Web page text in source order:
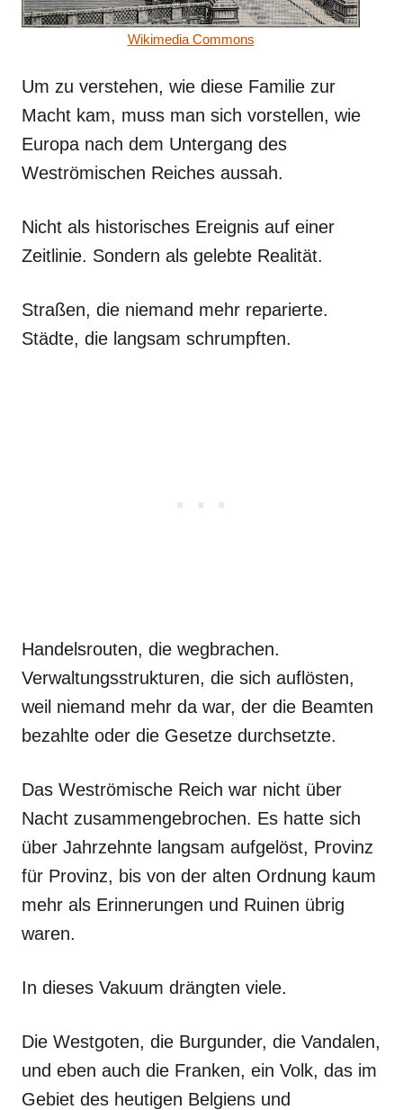
Wikimedia Commons
Um zu verstehen, wie diese Familie zur
Macht kam, muss man sich vorstellen, wie
Europa nach dem Untergang des
Weströmischen Reiches aussah.
Nicht als historisches Ereignis auf einer
Zeitlinie. Sondern als gelebte Realität.
Straßen, die niemand mehr reparierte.
Städte, die langsam schrumpften.
Handelsrouten, die wegbrachen.
Verwaltungsstrukturen, die sich auflösten,
weil niemand mehr da war, der die Beamten
bezahlte oder die Gesetze durchsetzte.
Das Weströmische Reich war nicht über
Nacht zusammengebrochen. Es hatte sich
über Jahrzehnte langsam aufgelöst, Provinz
für Provinz, bis von der alten Ordnung kaum
mehr als Erinnerungen und Ruinen übrig
waren.
In dieses Vakuum drängten viele.
Die Westgoten, die Burgunder, die Vandalen,
und eben auch die Franken, ein Volk, das im
Gebiet des heutigen Belgiens und